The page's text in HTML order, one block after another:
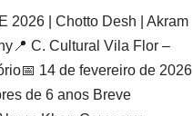
2026 | Chotto Desh | Akram
C. Cultural Vila Flor –
14 de fevereiro de 2026
de 6 anos Breve